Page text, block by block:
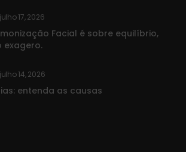
julho 17, 2026
Facial é sobre equilíbrio,
exagero.
julho 14, 2026
entenda as causa